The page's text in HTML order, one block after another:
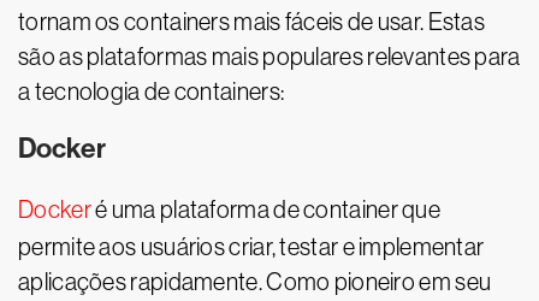
tornam os containers mais fáceis de usar. Estas
são as plataformas mais populares relevantes para
a tecnologia de containers:
Docker
Dockeré uma plataforma de container que
permite aos usuários criar, testar e implementar
aplicações rapidamente. Como pioneiro em seu